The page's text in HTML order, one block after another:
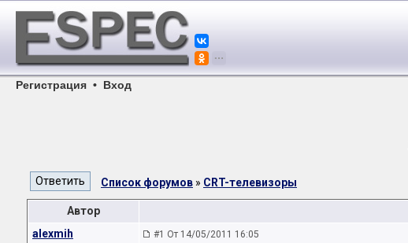
Регистрация • Вход
Список форумов » CRT-телевизоры
Автор
alexmih
#1 От 14/05/2011 16:05